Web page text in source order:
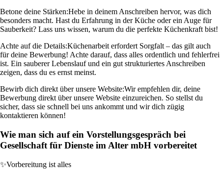
Betone deine Stärken:Hebe in deinem Anschreiben hervor, was dich
besonders macht. Hast du Erfahrung in der Küche oder ein Auge für
Sauberkeit? Lass uns wissen, warum du die perfekte Küchenkraft bist!
Achte auf die Details:Küchenarbeit erfordert Sorgfalt – das gilt auch
für deine Bewerbung! Achte darauf, dass alles ordentlich und fehlerfrei
ist. Ein sauberer Lebenslauf und ein gut strukturiertes Anschreiben
zeigen, dass du es ernst meinst.
Bewirb dich direkt über unsere Website:Wir empfehlen dir, deine
Bewerbung direkt über unsere Website einzureichen. So stellst du
sicher, dass sie schnell bei uns ankommt und wir dich zügig
kontaktieren können!
Wie man sich auf ein Vorstellungsgespräch bei
Gesellschaft für Dienste im Alter mbH vorbereitet
✨Vorbereitung ist alles